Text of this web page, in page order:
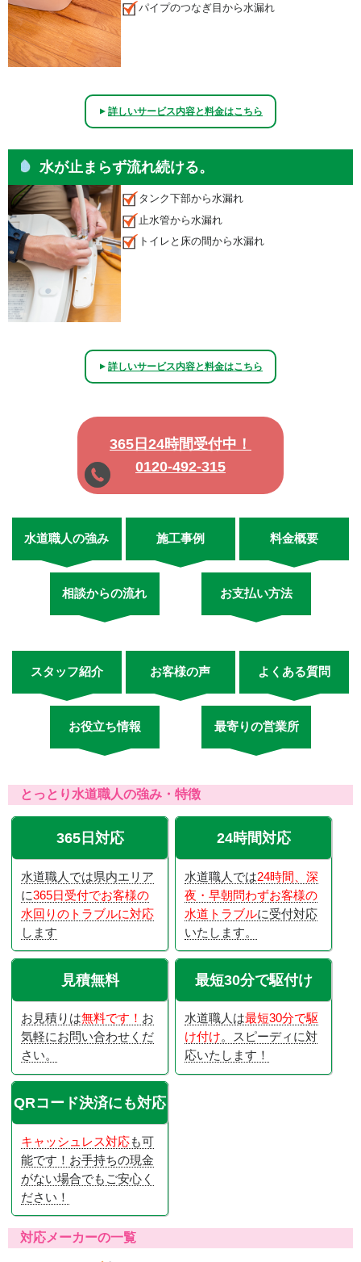
パイプのつなぎ目から水漏れ
▲詳しいサービス内容と料金はこちら
水が止まらず流れ続ける。
タンク下部から水漏れ
止水管から水漏れ
トイレと床の間から水漏れ
▲詳しいサービス内容と料金はこちら
365日24時間受付中！
0120-492-315
水道職人の強み 施工事例 料金概要
相談からの流れ お支払い方法
スタッフ紹介 お客様の声 よくある質問
お役立ち情報 最寄りの営業所
とっとり水道職人の強み・特徴
365日対応
水道職人では県内エリア
に365日受付でお客様の
水回りのトラブルに対応
します
24時間対応
水道職人では24時間、深
夜・早朝問わずお客様の
水道トラブルに受付対応
いたします。
見積無料
お見積りは無料です！ お
気軽にお問い合わせくだ
さい。
最短30分で駆付け
水道職人は最短30分で駆
け付け。スピーディに対
応いたします！
QRコード決済にも対応
キャッシュレス対応も可
能です！お手持ちの現金
がない場合でもご安心く
ださい！
対応メーカーの一覧